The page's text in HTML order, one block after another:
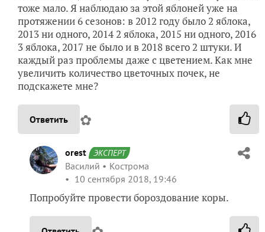
тоже мало. Я наблюдаю за этой яблоней уже на
протяжении 6 сезонов: в 2012 году было 2 яблока,
2013 ни одного, 2014 2 яблока, 2015 ни одного, 2016
3 яблока, 2017 не было и в 2018 всего 2 штуки. И
каждый раз проблемы даже с цветением. Как мне
увеличить количество цветочных почек, не
подскажете мне?
Ответить ✿
orest ЭКСПЕРТ
Василий
Кострома
10 сентября 2018, 19:46
Попробуйте провести бороздование коры.